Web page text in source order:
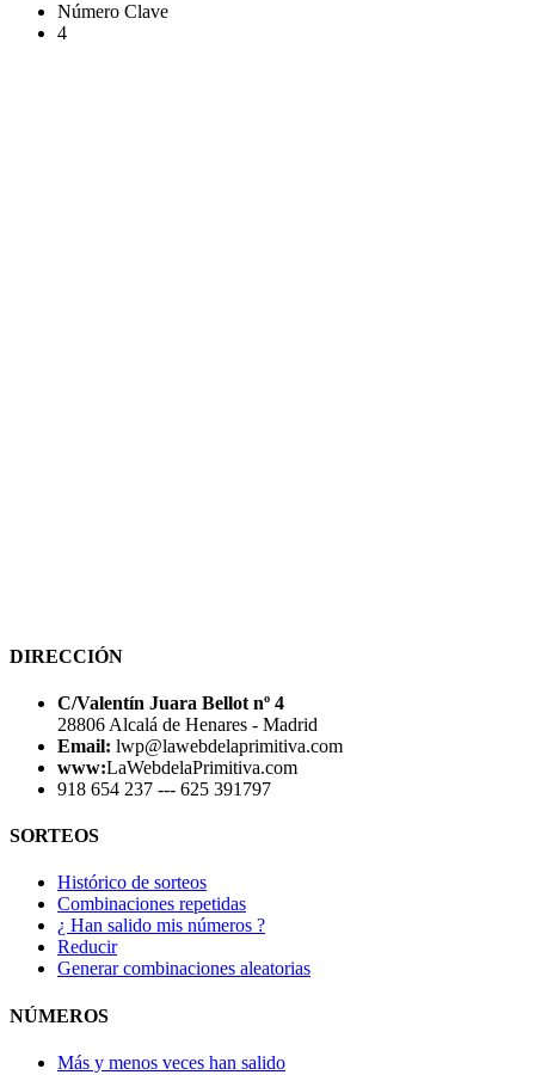
Número Clave
4
DIRECCIÓN
C/Valentín Juara Bellot nº 4
28806 Alcalá de Henares - Madrid
Email: lwp@lawebdelaprimitiva.com
www:LaWebdelaPrimitiva.com
918 654 237 --- 625 391797
SORTEOS
Histórico de sorteos
Combinaciones repetidas
¿ Han salido mis números ?
Reducir
Generar combinaciones aleatorias
NÚMEROS
Más y menos veces han salido